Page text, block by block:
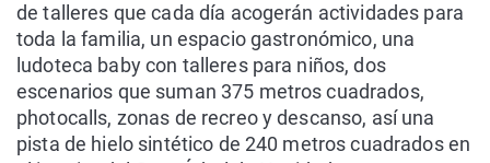
de talleres que cada día acogerán actividades para
toda la familia, un espacio gastronómico, una
ludoteca baby con talleres para niños, dos
escenarios que suman 375 metros cuadrados,
photocalls, zonas de recreo y descanso, así una
pista de hielo sintético de 240 metros cuadrados en